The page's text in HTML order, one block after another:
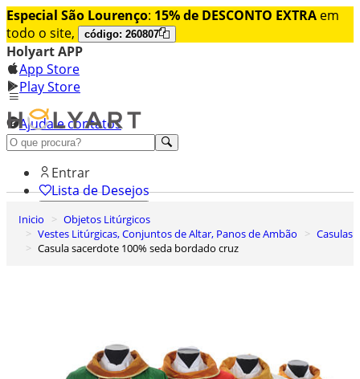
Especial São Lourenço: 15% de DESCONTO EXTRA em
todo o site,
código: 260807
Holyart APP
App Store
Play Store
Ajuda e contatos
Conheça premium
Entrar
Lista de Desejos
0
Carrinho de Compras
Inicio
Objetos Litúrgicos
Vestes Litúrgicas, Conjuntos de Altar, Panos de Ambão
Casulas
Casula sacerdote 100% seda bordado cruz